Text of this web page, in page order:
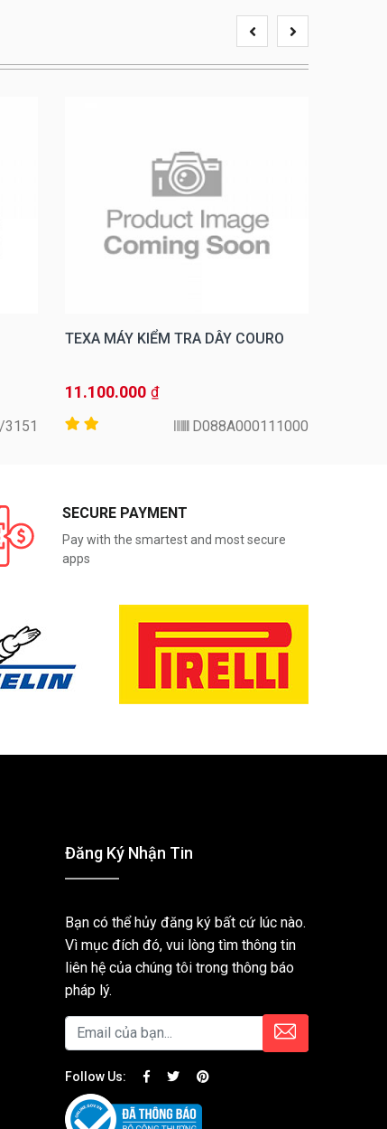
TEXA MÁY KIỂM TRA DÂY COURO
11.100.000 ₫
D088A000111000
3151/AP32
SECURE PAYMENT
Pay with the smartest and most secure
apps
Đăng Ký Nhận Tin
Bạn có thể hủy đăng ký bất cứ lúc nào.
Vì mục đích đó, vui lòng tìm thông tin
liên hệ của chúng tôi trong thông báo
pháp lý.
Follow Us: